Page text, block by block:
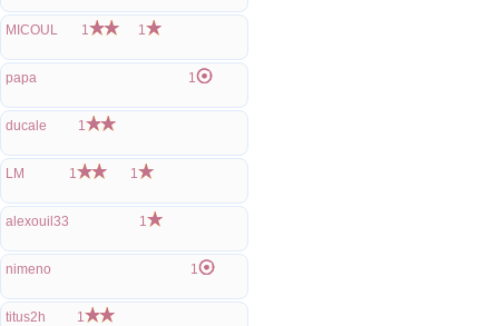
MICOUL 1 1
papa 1
ducale 1
LM 1 1
alexouil33 1
nimeno 1
titus2h 1